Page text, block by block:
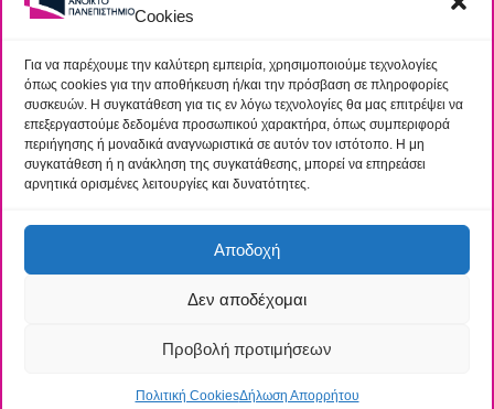
Cookies
Για να παρέχουμε την καλύτερη εμπειρία, χρησιμοποιούμε τεχνολογίες
όπως cookies για την αποθήκευση ή/και την πρόσβαση σε πληροφορίες
συσκευών. Η συγκατάθεση για τις εν λόγω τεχνολογίες θα μας επιτρέψει να
επεξεργαστούμε δεδομένα προσωπικού χαρακτήρα, όπως συμπεριφορά
περιήγησης ή μοναδικά αναγνωριστικά σε αυτόν τον ιστότοπο. Η μη
συγκατάθεση ή η ανάκληση της συγκατάθεσης, μπορεί να επηρεάσει
αρνητικά ορισμένες λειτουργίες και δυνατότητες.
Αποδοχή
Δεν αποδέχομαι
Προβολή προτιμήσεων
Πολιτική CookiesΔήλωση Απορρήτου
Γραμματείες Κοσμητειών Σχολών
Βιβλιοθήκη
Συχνές Ερωτήσεις
© 2026 Ελληνικό Ανοικτό Πανεπιστήμιο |
Προστασίας Δεδομένων